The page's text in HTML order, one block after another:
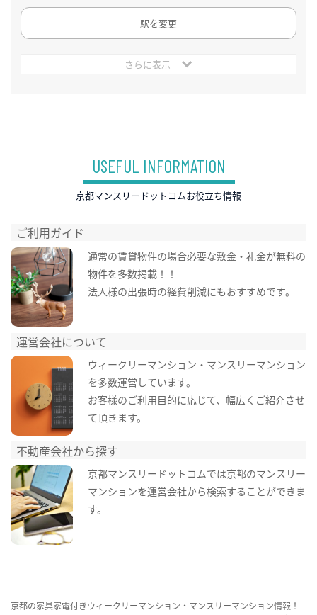
駅を変更
さらに表示
USEFUL INFORMATION
京都マンスリードットコムお役立ち情報
ご利用ガイド
通常の賃貸物件の場合必要な敷金・礼金が無料の
物件を多数掲載！！
法人様の出張時の経費削減にもおすすめです。
運営会社について
ウィークリーマンション・マンスリーマンション
を多数運営しています。
お客様のご利用目的に応じて、幅広くご紹介させ
て頂きます。
不動産会社から探す
京都マンスリードットコムでは京都のマンスリー
マンションを運営会社から検索することができま
す。
京都の家具家電付きウィークリーマンション・マンスリーマンション情報！